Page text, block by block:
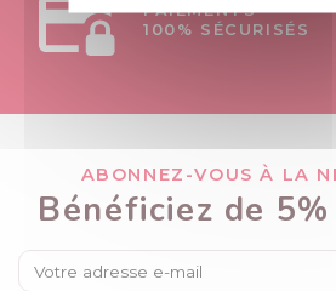
PAIEMENTS
100% SÉCURISÉS
ABONNEZ-VOUS À LA
Bénéficiez de